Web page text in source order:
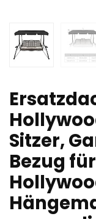
Sitzer,
Bezug für